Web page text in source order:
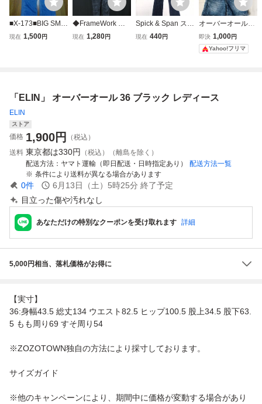
■X-173■BIG SMIT
H デニムオーバ
現在 1,500円
◆FrameWork フ
レームワーク デニ
現在 1,280円
Spick & Span スピ
ックアンドスパン/
現在 440円
オーバーオール
ショートパンツデ
ニム 36 サロペ
ット
即決 1,000円
Yahoo!フリマ
「ELIN」 オーバーオール 36 ブラック レディース
ELIN
ストア
価格 1,900円
（税込）
送料 東京都は330円
（税込）（離島を除く）
配送方法
ヤマト運輸（即日配送・日時指定あり）
配送方法一覧
条件により送料が異なる場合があります
0件 6月13日（土）5時25分 終了予定
目立った傷や汚れなし
あなただけの特別なクーポンを受け取れます 詳細
5,000円相当、落札価格がお得に
【実寸】
36:身幅43.5 総丈134 ウエスト82.5 ヒップ100.5 股上34.5 股下63.
5 もも周り69 すそ周り54
※ZOZOTOWN独自の方法により採寸しております。
サイズガイド
※他のキャンペーンにより、期間中に価格が変動する場合があり